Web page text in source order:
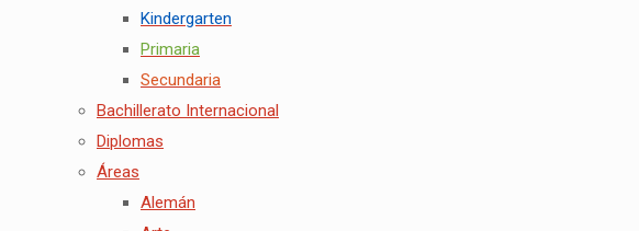
Kindergarten
Primaria
Secundaria
Bachillerato Internacional
Diplomas
Áreas
Alemán